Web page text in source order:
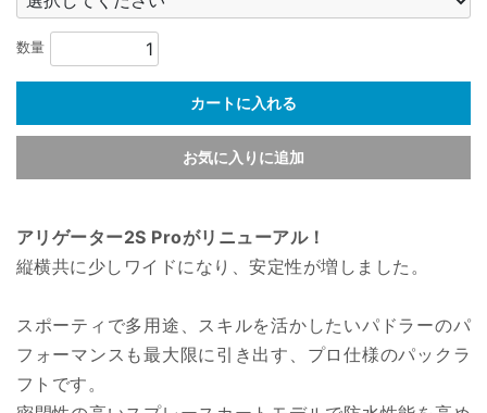
数量
カートに入れる
お気に入りに追加
アリゲーター2S Proがリニューアル！
縦横共に少しワイドになり、安定性が増しました。
スポーティで多用途、スキルを活かしたいパドラーのパ
フォーマンスも最大限に引き出す、プロ仕様のパックラ
フトです。